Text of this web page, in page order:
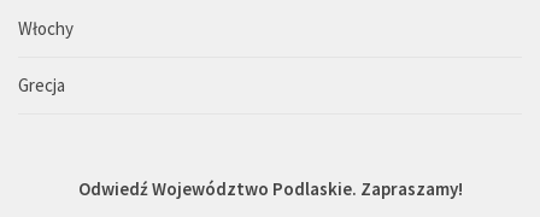
Włochy
Grecja
Odwiedź Województwo Podlaskie. Zapraszamy!